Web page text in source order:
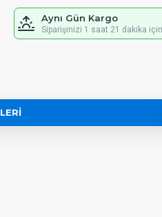
Aynı Gün Kargo
Siparişinizi 1 saat 21 dakika